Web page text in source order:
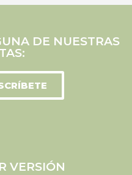
DE NUESTRAS
VERSIÓN